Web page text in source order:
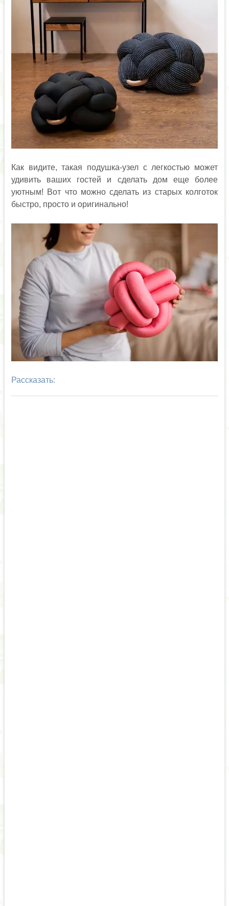
Как видите, такая подушка-узел с легкостью может
удивить ваших гостей и сделать дом еще более
уютным! Вот что можно сделать из старых колготок
быстро, просто и оригинально!
Рассказать: